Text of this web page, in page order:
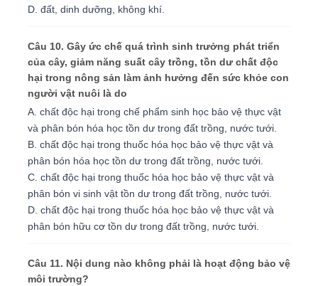
D. đất, dinh dưỡng, không khí.
Câu 10. Gây ức chế quá trình sinh trưởng phát triển
của cây, giảm năng suất cây trồng, tồn dư chất độc
hại trong nông sản làm ảnh hưởng đến sức khỏe con
người vật nuôi là do
A. chất độc hại trong chế phẩm sinh học bảo vệ thực vật
và phân bón hóa học tồn dư trong đất trồng, nước tưới.
B. chất độc hại trong thuốc hóa học bảo vệ thực vật và
phân bón hóa học tồn dư trong đất trồng, nước tưới.
C. chất độc hại trong thuốc hóa học bảo vệ thực vật và
phân bón vi sinh vật tồn dư trong đất trồng, nước tưới.
D. chất độc hại trong thuốc hóa học bảo vệ thực vật và
phân bón hữu cơ tồn dư trong đất trồng, nước tưới.
Câu 11. Nội dung nào không phải là hoạt động bảo vệ
môi trường?